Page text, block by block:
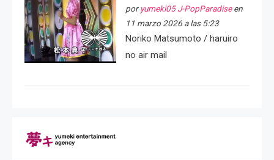
por yumeki05 J-PopParadiseen
11 marzo 2026 a las 5:23
Noriko Matsumoto / haruiro
no air mail